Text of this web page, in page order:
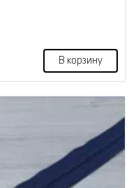
В корзину